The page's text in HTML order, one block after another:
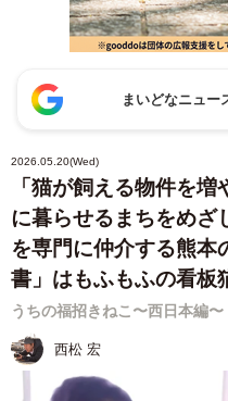
まいどなニュー
2026.05.20(Wed)
「猫が飼える物件を
に暮らせるまちをめざ
を専門に仲介する熊
書」はもふもふの看板
うちの福招きねこ〜西日本編〜
西松 宏